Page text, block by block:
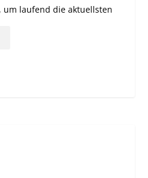
um laufend die aktuellsten